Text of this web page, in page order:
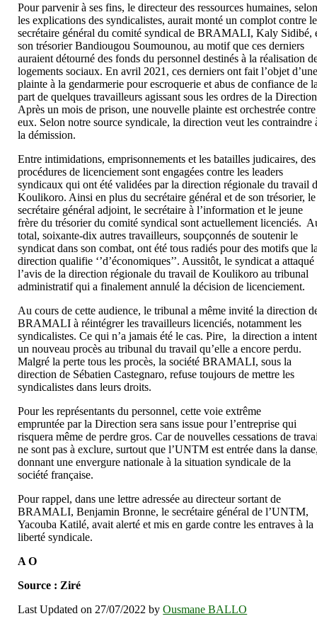
Pour parvenir à ses fins, le directeur des ressources humaines,
les explications des syndicalistes, aurait monté un complot contre le
secrétaire général du comité syndical de BRAMALI, Kaly Sidibé,
son trésorier Bandiougou Soumounou, au motif que ces derniers
auraient détourné des fonds du personnel destinés à la réalisation
logements sociaux. En avril 2021, ces derniers ont fait l’objet
plainte à la gendarmerie pour escroquerie et abus de confiance de
part de quelques travailleurs agissant sous les ordres de la
Après un mois de prison, une nouvelle plainte est orchestrée contre
eux. Selon notre source syndicale, la direction veut les contraindre
la démission.
Entre intimidations, emprisonnements et les batailles judicaires, des
procédures de licenciement sont engagées contre les leaders
syndicaux qui ont été validées par la direction régionale du travail
Koulikoro. Ainsi en plus du secrétaire général et de son trésorier, le
secrétaire général adjoint, le secrétaire à l’information et le jeune
frère du trésorier du comité syndical sont actuellement licenciés.
total, soixante-dix autres travailleurs, soupçonnés de soutenir le
syndicat dans son combat, ont été tous radiés pour des motifs que
direction qualifie ‘’d’économiques’’. Aussitôt, le syndicat a attaqué
l’avis de la direction régionale du travail de Koulikoro au tribunal
administratif qui a finalement annulé la décision de licenciement.
Au cours de cette audience, le tribunal a même invité la direction
BRAMALI à réintégrer les travailleurs licenciés, notamment les
syndicalistes. Ce qui n’a jamais été le cas. Pire, la direction a
un nouveau procès au tribunal du travail qu’elle a encore perdu.
Malgré la perte tous les procès, la société BRAMALI, sous la
direction de Sébatien Castegnaro, refuse toujours de mettre les
syndicalistes dans leurs droits.
Pour les représentants du personnel, cette voie extrême
empruntée par la Direction sera sans issue pour l’entreprise qui
risquera même de perdre gros. Car de nouvelles cessations de
ne sont pas à exclure, surtout que l’UNTM est entrée dans la
donnant une envergure nationale à la situation syndicale de la
société française.
Pour rappel, dans une lettre adressée au directeur sortant de
BRAMALI, Benjamin Bronne, le secrétaire général de l’UNTM,
Yacouba Katilé, avait alerté et mis en garde contre les entraves à la
liberté syndicale.
A O
Source : Ziré
Last Updated on 27/07/2022 byOusmane BALLO